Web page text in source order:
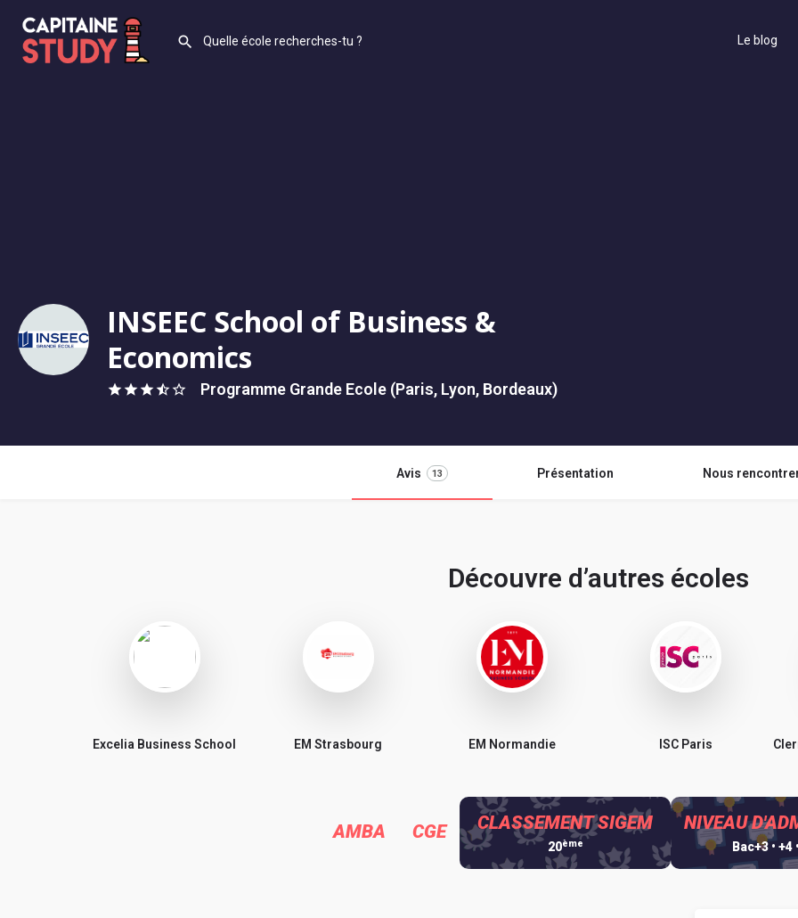
Le blog
INSEEC School of Business &
Economics
Programme Grande Ecole (Paris, Lyon, Bordeaux)
Avis 13 Présentation Nous
Découvre d’autres écoles
Excelia Business School EM Strasbourg EM Normandie ISC Paris
AMBA CGE CLASSEMENT SIGEM
20ème
NIVEAU
Bac+3 • +4